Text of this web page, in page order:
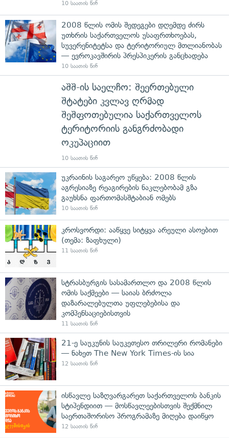
10 საათის წინ
2008 წლის ომის შედეგები დღემდე ძირს
უთხრის საქართველოს უსაფრთხოებას,
სუვერენიტეტსა და ტერიტორიულ მთლიანობას
— ევროკავშირის პრესპიკერის განცხადება
10 საათის წინ
აშშ-ის საელჩო: შეერთებული
შტატები კვლავ ღრმად
შეშფოთებულია საქართველოს
ტერიტორიის განგრძობადი
ოკუპაციით
10 საათის წინ
უკრაინის საგარეო უწყება: 2008 წლის
აგრესიაზე რეაგირების ნაკლებობამ გზა
გაუხსნა ფართომასშტაბიან ომებს
10 საათის წინ
კროსვორდი: ააწყვე სიტყვა არეული ასოებით
(თემა: ზაფხული)
11 საათის წინ
სტრასბურგის სასამართლო და 2008 წლის
ომის საქმეები — საიას ბრძოლა
დაზარალებულთა უფლებებისა და
კომპენსაციებისთვის
11 საათის წინ
21-ე საუკუნის საუკეთესო თრილერი რომანები
— ნახეთ The New York Times-ის სია
12 საათის წინ
ისწავლე საზღვარგარეთ საქართველოს ბანკის
სტიპენდიით — მოსწავლეებისთვის შექმნილ
საერთაშორისო პროგრამაზე მიღება დაიწყო
12 საათის წინ